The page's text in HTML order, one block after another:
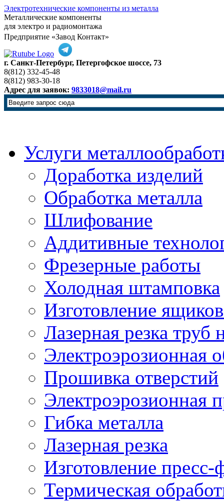
Электротехнические компоненты из металла
Металлические компоненты
для электро и радиомонтажа
Предприятие «Завод Контакт»
г. Санкт-Петербург, Петергофское шоссе, 73
8(812) 332-45-48
8(812) 983-30-18
Адрес для заявок: 9833018@mail.ru
Услуги
Доработка изделий
Обработка металла
Шлифование
Аддитивные
Фрезерные работы
Холодная штамповка
Изготовление
Лазерная резка труб
Электроэрозионная
Прошивка отверстий
Электроэрозионная
Гибка металла
Лазерная резка
Изготовление
Термическая